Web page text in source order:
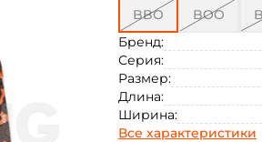
BBO
BOO
Бренд:
Серия:
Размер:
Длина:
Ширина:
Все характеристики